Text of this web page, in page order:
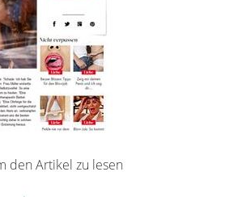
den Artikel zu lesen